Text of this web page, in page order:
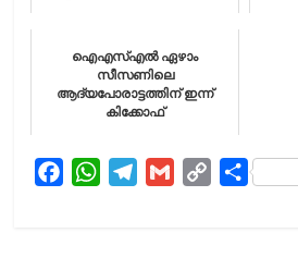
ഐഎസ്‌എല്‍ ഏഴാം
സീസണിലെ
ആദ്യപോരാട്ടത്തിന് ഇന്ന്
കിക്കോഫ്
W
S